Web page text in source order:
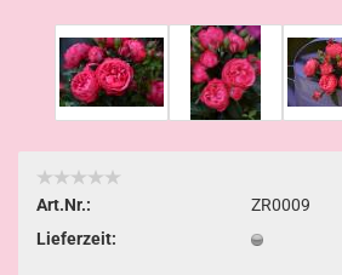
Art.Nr.:
ZR0009
Lieferzeit: